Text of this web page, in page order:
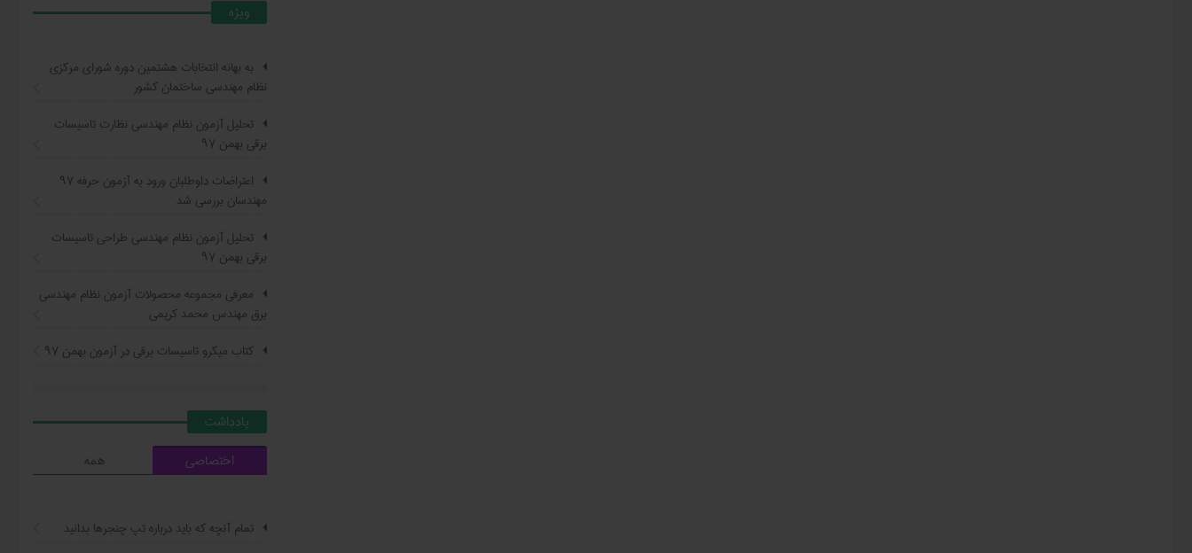
ويژه
به بهانه انتخابات هشتمین دوره شورای مرکزی
نظام مهندسی ساختمان کشور
تحلیل آزمون نظام مهندسی نظارت تاسیسات
برقی بهمن ۹۷
اعتراضات داوطلبان ورود به آزمون حرفه ٩٧
مهندسان بررسی شد
تحلیل آزمون نظام مهندسی طراحی تاسیسات
برقی بهمن ۹۷
معرفی مجموعه محصولات آزمون نظام مهندسی
برق مهندس محمد کریمی
کتاب ميکرو تاسيسات برقي در آزمون بهمن ۹۷
يادداشت
اختصاصی
همه
تمام آنچه که باید درباره تپ چنجرها بدانید